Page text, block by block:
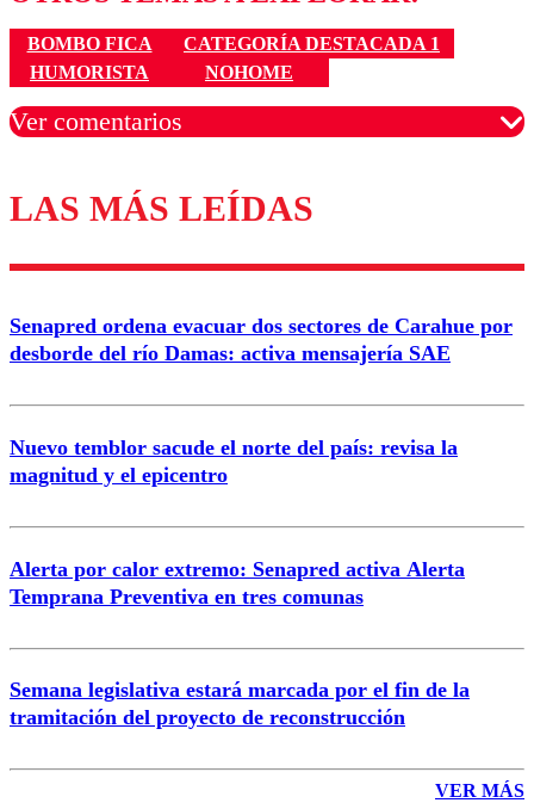
BOMBO FICA
CATEGORÍA DESTACADA 1
HUMORISTA
NOHOME
Ver comentarios
Los comentarios son moderados para garantizar un
diálogo respetuoso.
Correo
LAS MÁS LEÍDAS
Senapred ordena evacuar dos sectores de Carahue por
desborde del río Damas: activa mensajería SAE
Nuevo temblor sacude el norte del país: revisa la
magnitud y el epicentro
Alerta por calor extremo: Senapred activa Alerta
Temprana Preventiva en tres comunas
Semana legislativa estará marcada por el fin de la
tramitación del proyecto de reconstrucción
VER MÁS